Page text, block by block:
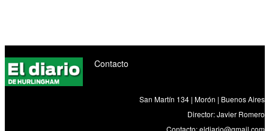
Contacto
San Martín 134 | Morón | Buenos Aires
Director: Javier Romero